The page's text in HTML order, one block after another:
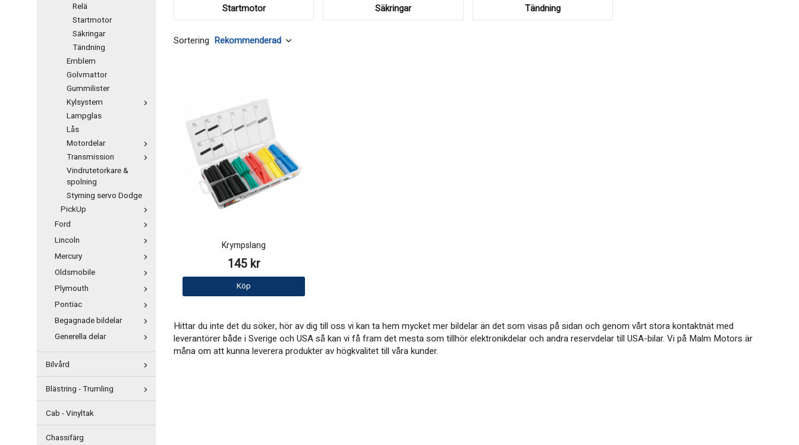
Relä
Startmotor
Säkringar
Tändning
Emblem
Golvmattor
Gummilister
Kylsystem
Lampglas
Lås
Motordelar
Transmission
Vindrutetorkare &
spolning
Styrning servo Dodge
PickUp
Ford
Lincoln
Mercury
Oldsmobile
Plymouth
Pontiac
Begagnade bildelar
Generella delar
Bilvård
Blästring - Trumling
Cab - Vinyltak
Chassifärg
Startmotor Säkringar Tändning
Sortering
Krympslang
145 kr
Köp
Hittar du inte det du söker, hör av dig till oss vi kan ta hem mycket mer bildelar än det som visas på sidan och genom vårt stora kontaktnät med
leverantörer både i Sverige och USA så kan vi få fram det mesta som tillhör elektronikdelar och andra reservdelar till USA-bilar. Vi på Malm Motors är
måna om att kunna leverera produkter av högkvalitet till våra kunder.